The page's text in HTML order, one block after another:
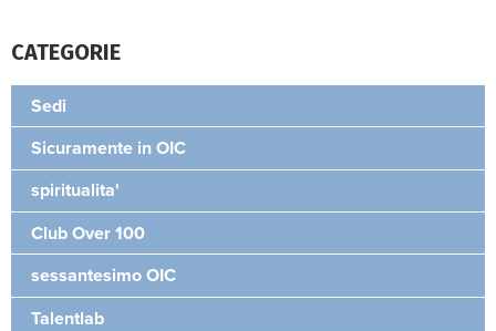
CATEGORIE
Sedi
Sicuramente in OIC
spiritualita'
Club Over 100
sessantesimo OIC
Talentlab